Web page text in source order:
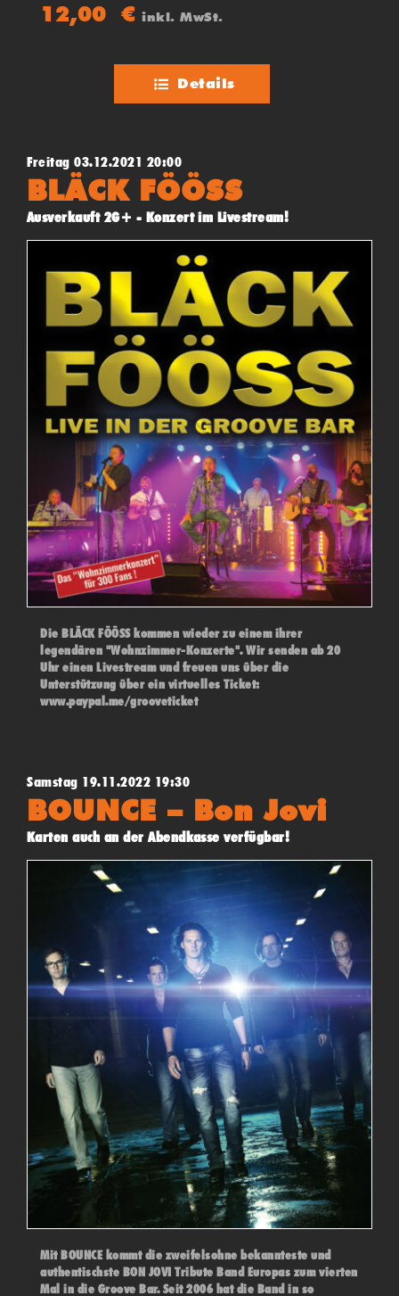
12,00€ inkl. MwSt.
Details
Freitag 03.12.2021 20:00
BLÄCK FÖÖSS
Ausverkauft 2G+ - Konzert im Livestream!
Die BLÄCK FÖÖSS kommen wieder zu einem ihrer
legendären "Wohnzimmer-Konzerte". Wir senden ab 20
Uhr einen Livestream und freuen uns über die
Unterstützung über ein virtuelles Ticket:
www.paypal.me/grooveticket
Samstag 19.11.2022 19:30
BOUNCE – Bon Jovi
Karten auch an der Abendkasse verfügbar!
Mit BOUNCE kommt die zweifelsohne bekannteste und
authentischste BON JOVI Tribute Band Europas zum vierten
Mal in die Groove Bar. Seit 2006 hat die Band in so